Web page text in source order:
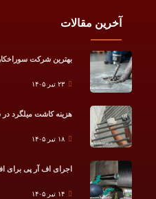
آخرین مقالات
بهترین شرکت
۲۳ تیر ۱۴۰۵
هزینه کاشت میلگرد در سال ۱۴۰۵
۱۸ تیر ۱۴۰۵
اجرای اف آر پی برای
۱۴ تیر ۱۴۰۵